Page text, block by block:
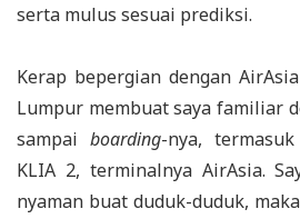
serta mulus sesuai prediksi.
Kerap bepergian dengan
Lumpur membuat saya familiar
sampaiboarding-nya,
KLIA 2, terminalnya AirAsia.
nyaman buat duduk-duduk,